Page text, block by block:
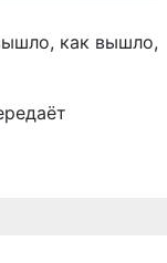
как вышло,